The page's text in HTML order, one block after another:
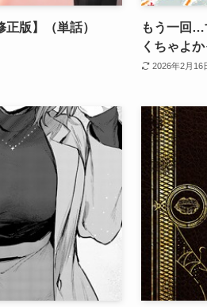
版】（単話）
もう一回…
くちゃよ
2026年2月16